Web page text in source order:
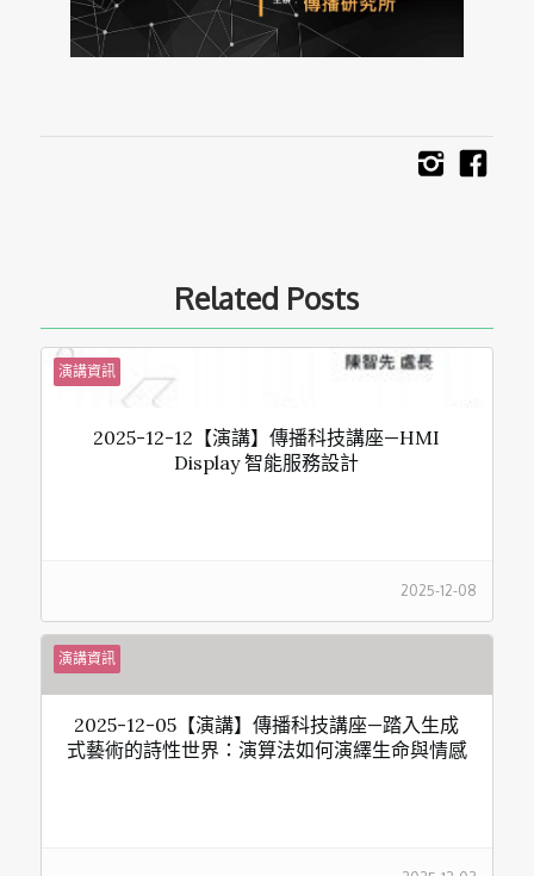
Related Posts
演講資訊
2025-12-12【演講】傳播科技講座—HMI
Display 智能服務設計
2025-12-08
演講資訊
2025-12-05【演講】傳播科技講座—踏入生成
式藝術的詩性世界：演算法如何演繹生命與情感